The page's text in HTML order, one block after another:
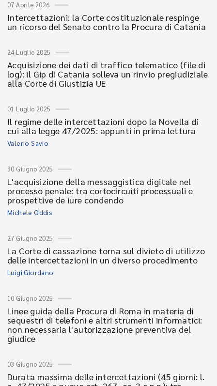
07 Aprile 2026
Intercettazioni: la Corte costituzionale respinge
un ricorso del Senato contro la Procura di Catania
24 Luglio 2025
Acquisizione dei dati di traffico telematico (file di
log): il Gip di Catania solleva un rinvio pregiudiziale
alla Corte di Giustizia UE
01 Luglio 2025
Il regime delle intercettazioni dopo la Novella di
cui alla legge 47/2025: appunti in prima lettura
Valerio Savio
30 Giugno 2025
L'acquisizione della messaggistica digitale nel
processo penale: tra cortocircuiti processuali e
prospettive de iure condendo
Michele Oddis
27 Giugno 2025
La Corte di cassazione torna sul divieto di utilizzo
delle intercettazioni in un diverso procedimento
Luigi Giordano
10 Giugno 2025
Linee guida della Procura di Roma in materia di
sequestri di telefoni e altri strumenti informatici:
non necessaria l'autorizzazione preventiva del
giudice
03 Giugno 2025
Durata massima delle intercettazioni (45 giorni: l.